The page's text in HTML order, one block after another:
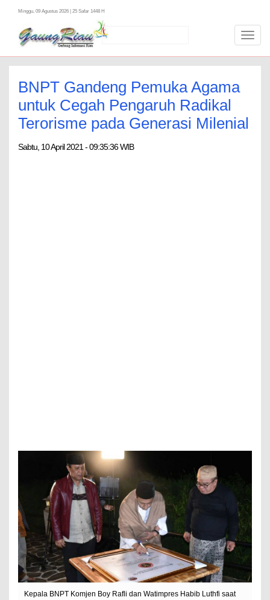
Minggu, 09 Agustus 2026 | 25 Safar 1448 H
BNPT Gandeng Pemuka Agama
untuk Cegah Pengaruh Radikal
Terorisme pada Generasi Milenial
Sabtu, 10 April 2021 - 09:35:36 WIB
Kepala BNPT Komjen Boy Rafli dan Watimpres Habib Luthfi saat